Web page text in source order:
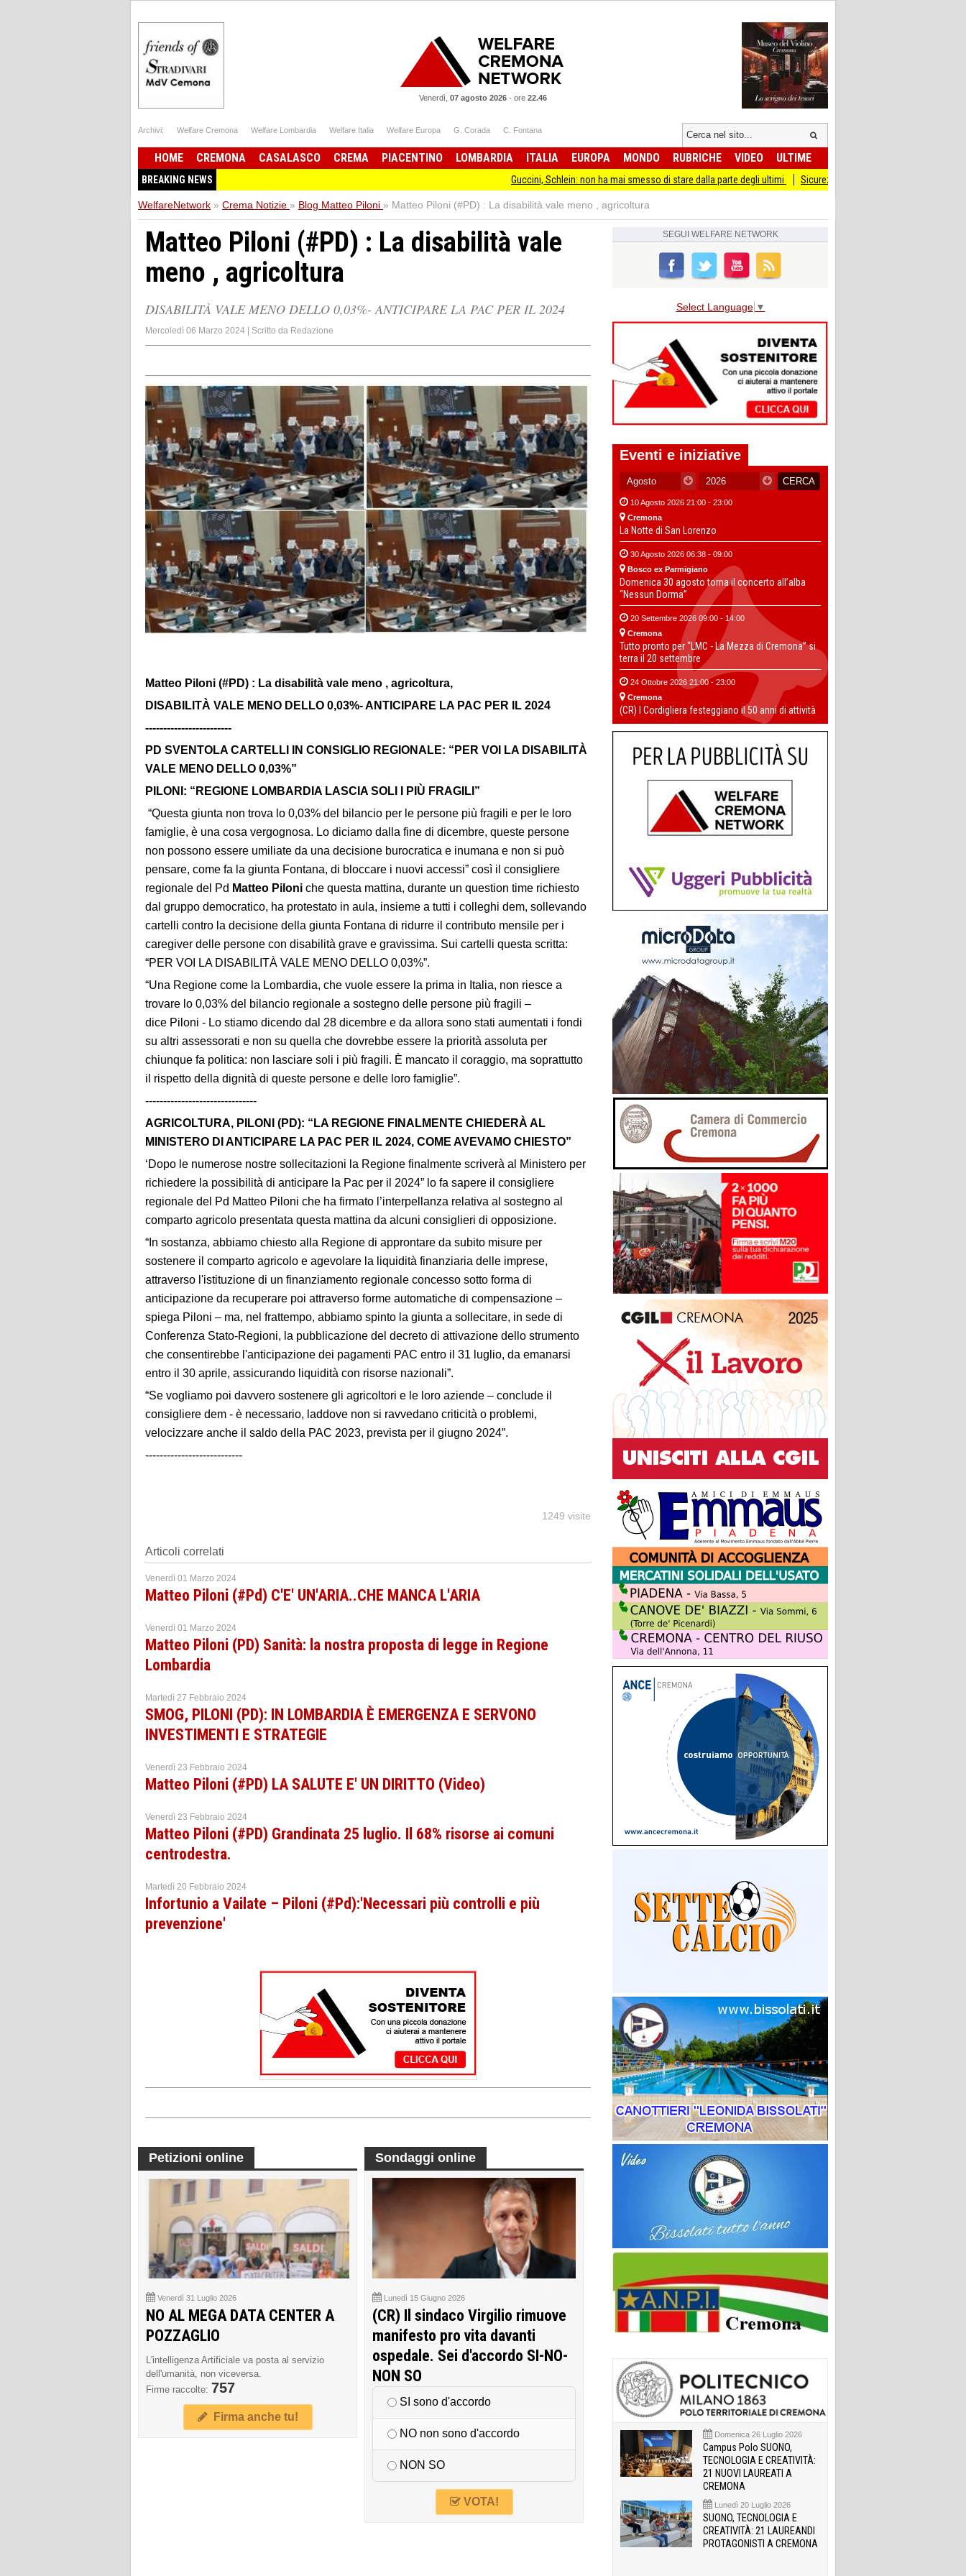
Venerdì, 07 agosto 2026 - ore 22.46
Archivi: Welfare Cremona Welfare Lombardia Welfare Italia Welfare Europa G. Corada C. Fontana
HOME CREMONA CASALASCO CREMA PIACENTINO LOMBARDIA ITALIA EUROPA MONDO RUBRICHE VIDEO ULTIME
BREAKING NEWS Guccini, Schlein: non ha mai smesso di stare dalla parte degli ultimi Sicurezza I Giovani Democratici ribattono ai Giovani
WelfareNetwork » Crema Notizie » Blog Matteo Piloni » Matteo Piloni (#PD) : La disabilità vale meno , agricoltura
Matteo Piloni (#PD) : La disabilità vale
meno , agricoltura
DISABILITÀ VALE MENO DELLO 0,03%- ANTICIPARE LA PAC PER IL 2024
Mercoledì 06 Marzo 2024 | Scritto da Redazione
Matteo Piloni (#PD) : La disabilità vale meno , agricoltura,
DISABILITÀ VALE MENO DELLO 0,03%-ANTICIPARE LA PAC PER IL 2024
------------------------
PD SVENTOLA CARTELLI IN CONSIGLIO REGIONALE: “PER VOI LA DISABILITÀ
VALE MENO DELLO 0,03%”
PILONI : “REGIONE LOMBARDIA LASCIA SOLI I PIÙ FRAGILI”
“Questa giunta non trova lo 0,03% del bilancio per le persone più fragili e per le loro
famiglie, è una cosa vergognosa. Lo diciamo dalla fine di dicembre, queste persone
non possono essere umiliate da una decisione burocratica e inumana e non si può
pensare, come fa la giunta Fontana, di bloccare i nuovi accessi” così il consigliere
regionale del Pd Matteo Piloni che questa mattina, durante un question time richiesto
dal gruppo democratico, ha protestato in aula, insieme a tutti i colleghi dem, sollevando
cartelli contro la decisione della giunta Fontana di ridurre il contributo mensile per i
caregiver delle persone con disabilità grave e gravissima. Sui cartelli questa scritta:
“PER VOI LA DISABILITÀ VALE MENO DELLO 0,03%”.
“Una Regione come la Lombardia, che vuole essere la prima in Italia, non riesce a
trovare lo 0,03% del bilancio regionale a sostegno delle persone più fragili –
dice Piloni - Lo stiamo dicendo dal 28 dicembre e da allora sono stati aumentati i fondi
su altri assessorati e non su quella che dovrebbe essere la priorità assoluta per
chiunque fa politica: non lasciare soli i più fragili. È mancato il coraggio, ma soprattutto
il rispetto della dignità di queste persone e delle loro famiglie”.
-------------------------------
AGRICOLTURA, PILONI (PD): “LA REGIONE FINALMENTE CHIEDERÀ AL
MINISTERO DI ANTICIPARE LA PAC PER IL 2024, COME AVEVAMO CHIESTO”
‘Dopo le numerose nostre sollecitazioni la Regione finalmente scriverà al Ministero per
richiedere la possibilità di anticipare la Pac per il 2024” lo fa sapere il consigliere
regionale del Pd Matteo Piloni che ha firmato l’interpellanza relativa al sostegno al
comparto agricolo presentata questa mattina da alcuni consiglieri di opposizione.
“In sostanza, abbiamo chiesto alla Regione di approntare da subito misure per
sostenere il comparto agricolo e agevolare la liquidità finanziaria delle imprese,
attraverso l'istituzione di un finanziamento regionale concesso sotto forma di
anticipazione da recuperare poi attraverso forme automatiche di compensazione –
spiega Piloni – ma, nel frattempo, abbiamo spinto la giunta a sollecitare, in sede di
Conferenza Stato-Regioni, la pubblicazione del decreto di attivazione dello strumento
che consentirebbe l'anticipazione dei pagamenti PAC entro il 31 luglio, da emanarsi
entro il 30 aprile, assicurando liquidità con risorse nazionali”.
“Se vogliamo poi davvero sostenere gli agricoltori e le loro aziende – conclude il
consigliere dem - è necessario, laddove non si ravvedano criticità o problemi,
velocizzare anche il saldo della PAC 2023, prevista per il giugno 2024”.
---------------------------
1249 visite
Articoli correlati
Venerdì 01 Marzo 2024
Matteo Piloni (#Pd) C'E' UN'ARIA..CHE MANCA L'ARIA
Venerdì 01 Marzo 2024
Matteo Piloni (PD) Sanità: la nostra proposta di legge in Regione
Lombardia
Martedì 27 Febbraio 2024
SMOG, PILONI (PD): IN LOMBARDIA È EMERGENZA E SERVONO
INVESTIMENTI E STRATEGIE
Venerdì 23 Febbraio 2024
Matteo Piloni (#PD) LA SALUTE E' UN DIRITTO (Video)
Venerdì 23 Febbraio 2024
Matteo Piloni (#PD) Grandinata 25 luglio. Il 68% risorse ai comuni
centrodestra.
Martedì 20 Febbraio 2024
Infortunio a Vailate – Piloni (#Pd):'Necessari più controlli e più
prevenzione'
Petizioni online
Venerdì 31 Luglio 2026
NO AL MEGA DATA CENTER A
POZZAGLIO
L'intelligenza Artificiale va posta al servizio
dell'umanità, non viceversa.
Firme raccolte: 757
Firma anche tu!
Sondaggi online
Lunedì 15 Giugno 2026
(CR) Il sindaco Virgilio rimuove
manifesto pro vita davanti
ospedale. Sei d'accordo SI-NO-
NON SO
SI sono d'accordo
NO non sono d'accordo
NON SO
VOTA!
SEGUI WELFARE NETWORK
Select Language ▼
Eventi e iniziative
10 Agosto 2026 21:00 - 23:00
Cremona
La Notte di San Lorenzo
30 Agosto 2026 06:38 - 09:00
Bosco ex Parmigiano
Domenica 30 agosto torna il concerto all’alba
“Nessun Dorma”
20 Settembre 2026 09:00 - 14:00
Cremona
Tutto pronto per “LMC - La Mezza di Cremona” si
terra il 20 settembre
24 Ottobre 2026 21:00 - 23:00
Cremona
(CR) I Cordigliera festeggiano il 50 anni di attività
Domenica 26 Luglio 2026
Campus Polo SUONO,
TECNOLOGIA E CREATIVITÀ:
21 NUOVI LAUREATI A
CREMONA
Lunedì 20 Luglio 2026
SUONO, TECNOLOGIA E
CREATIVITÀ: 21 LAUREANDI
PROTAGONISTI A CREMONA